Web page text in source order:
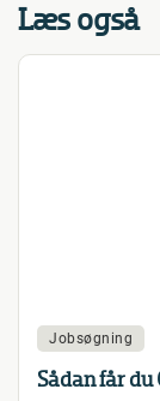
Læs også
Jobsøgning
Sådan får